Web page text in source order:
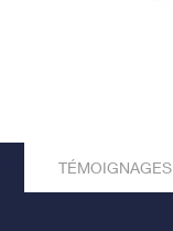
TÉMOIGNAGES